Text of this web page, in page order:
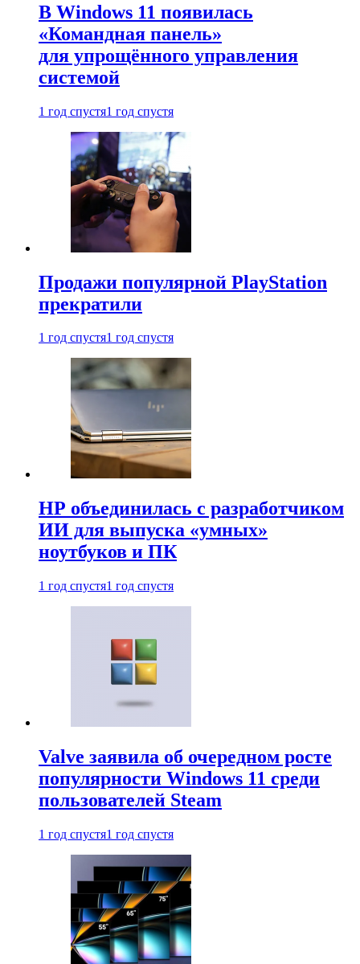
В Windows 11 появилась
«Командная панель»
для упрощённого управления
системой
1 год спустя1 год спустя
Продажи популярной PlayStation
прекратили
1 год спустя1 год спустя
HP объединилась с разработчиком
ИИ для выпуска «умных»
ноутбуков и ПК
1 год спустя1 год спустя
Valve заявила об очередном росте
популярности Windows 11 среди
пользователей Steam
1 год спустя1 год спустя